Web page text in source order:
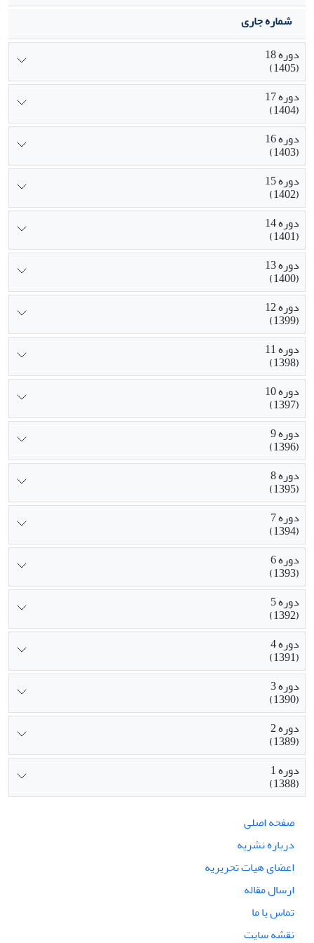
شماره جاری
دوره 18
(1405)
دوره 17
(1404)
دوره 16
(1403)
دوره 15
(1402)
دوره 14
(1401)
دوره 13
(1400)
دوره 12
(1399)
دوره 11
(1398)
دوره 10
(1397)
دوره 9
(1396)
دوره 8
(1395)
دوره 7
(1394)
دوره 6
(1393)
دوره 5
(1392)
دوره 4
(1391)
دوره 3
(1390)
دوره 2
(1389)
دوره 1
(1388)
صفحه اصلی
درباره نشریه
اعضای هیات تحریریه
ارسال مقاله
تماس با ما
نقشه سایت